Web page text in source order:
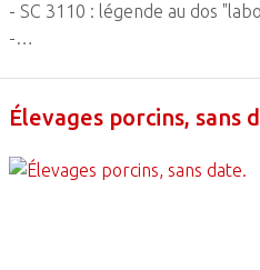
- SC 3110 : légende au dos
-…
Élevages porcins, sans